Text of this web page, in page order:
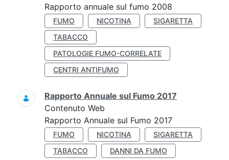
Rapporto annuale sul fumo 2008
FUMO NICOTINA
SIGARETTA
TABACCO
PATOLOGIE FUMO-CORRELATE
CENTRI ANTIFUMO
Rapporto Annuale sul Fumo 2017
Contenuto Web
Rapporto Annuale sul Fumo 2017
FUMO NICOTINA
SIGARETTA
TABACCO
DANNI DA FUMO